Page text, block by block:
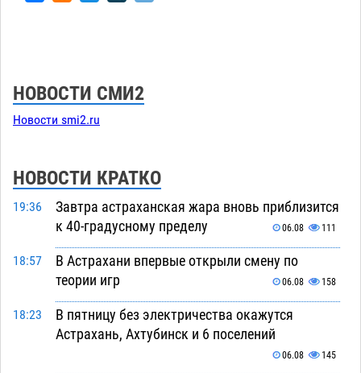
НОВОСТИ СМИ2
Новости smi2.ru
НОВОСТИ КРАТКО
19:36
Завтра астраханская жара вновь приблизится
к 40-градусному пределу
06.08 111
18:57
В Астрахани впервые открыли смену по
теории игр
06.08 158
18:23
В пятницу без электричества окажутся
Астрахань, Ахтубинск и 6 поселений
06.08 145